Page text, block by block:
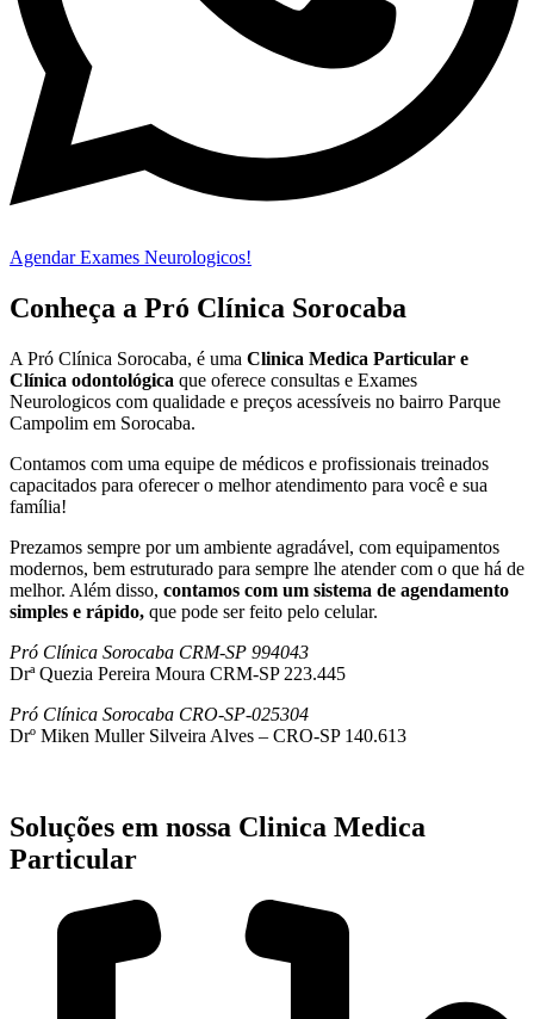
Agendar Exames Neurologicos!
Conheça a Pró Clínica Sorocaba
A Pró Clínica Sorocaba, é uma Clinica Medica Particular e
Clínica odontológica que oferece consultas e Exames
Neurologicos com qualidade e preços acessíveis no bairro Parque
Campolim em Sorocaba.
Contamos com uma equipe de médicos e profissionais treinados
capacitados para oferecer o melhor atendimento para você e sua
família!
Prezamos sempre por um ambiente agradável, com equipamentos
modernos, bem estruturado para sempre lhe atender com o que há de
melhor. Além disso, contamos com um sistema de agendamento
simples e rápido, que pode ser feito pelo celular.
Pró Clínica Sorocaba CRM-SP 994043
Drª Quezia Pereira Moura CRM-SP 223.445
Pró Clínica Sorocaba CRO-SP-025304
Drº Miken Muller Silveira Alves – CRO-SP 140.613
Soluções em nossa Clinica Medica
Particular